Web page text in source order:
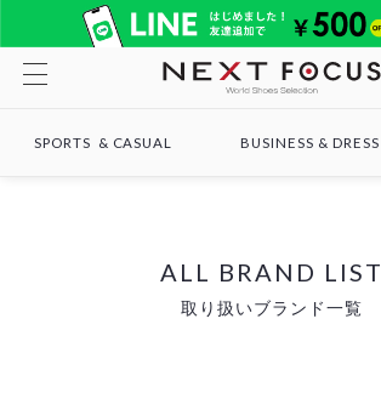
SPORTS & CASUAL BUSINESS & DRESS
ALL BRAND LIST
取り扱いブランド一覧